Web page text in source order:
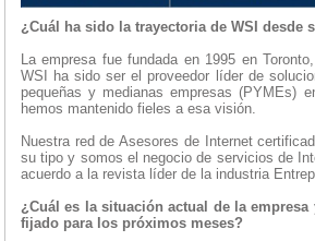
¿Cuál ha sido la trayectoria de WSI desde
La empresa fue fundada en 1995 en
WSI ha sido ser el proveedor líder de
pequeñas y medianas empresas (PYMEs)
hemos mantenido fieles a esa visión.
Nuestra red de Asesores de Internet
su tipo y somos el negocio de servicios de
acuerdo a la revista líder de la industria
¿Cuál es la situación actual de la
fijado para los próximos meses?